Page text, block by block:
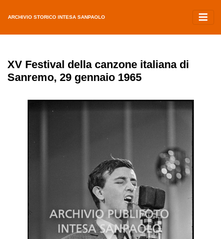
ARCHIVIO STORICO INTESA SANPAOLO
XV Festival della canzone italiana di
Sanremo, 29 gennaio 1965